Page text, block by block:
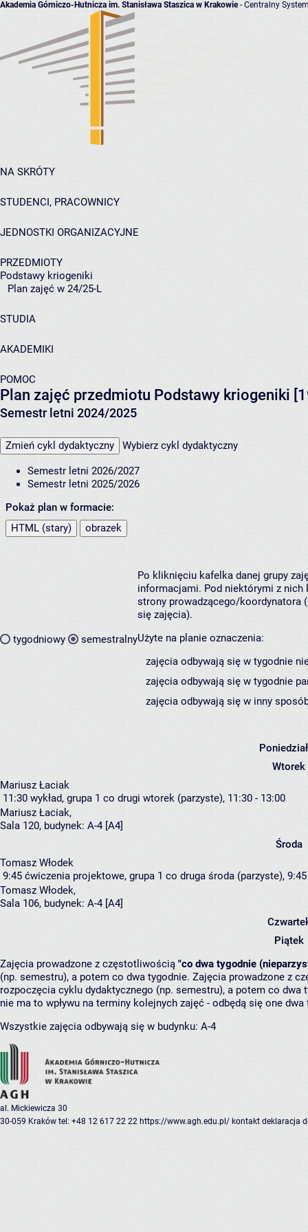
Akademia Górniczo-Hutnicza im. Stanisława Staszica w Krakowie- Centralny
NA SKRÓTY
STUDENCI, PRACOWNICY
JEDNOSTKI ORGANIZACYJNE
PRZEDMIOTY
Podstawy kriogeniki
Plan zajęć w 24/25-L
STUDIA
AKADEMIKI
POMOC
Plan zajęć przedmiotu Podstawy kriogeniki
Semestr letni 2024/2025
Zmień cykl dydaktyczny Wybierz cykl dydaktyczny
Semestr letni 2026/2027
Semestr letni 2025/2026
Pokaż plan w formacie:
HTML (stary)
obrazek
tygodniowy semestralny
Po kliknięciu kafelka danej grupy
informacjami. Pod niektórymi z nich
strony prowadzącego/koordynatora
się zajęcia).
Użyte na planie oznaczenia:
zajęcia odbywają się w tygodnie
zajęcia odbywają się w tygodnie
zajęcia odbywają się w inny
Wtorek
Mariusz Łaciak
11:30 wykład, grupa 1 co drugi wtorek (parzyste), 11:30 - 13:00
Mariusz Łaciak,
Sala 120, budynek: A-4 [A4]
Środa
Tomasz Włodek
9:45 ćwiczenia projektowe, grupa 1 co druga środa (parzyste),
Tomasz Włodek,
Sala 106, budynek: A-4 [A4]
Piątek
Zajęcia prowadzone z częstotliwością "co dwa tygodnie
(np. semestru), a potem co dwa tygodnie. Zajęcia prowadzone z
rozpoczęcia cyklu dydaktycznego (np. semestru), a potem co
nie ma to wpływu na terminy kolejnych zajęć - odbędą się one
Wszystkie zajęcia odbywają się w budynku: A-4
al. Mickiewicza 30
30-059 Kraków tel: +48 12 617 22 22 https://www.agh.edu.pl/ kontakt deklaracja